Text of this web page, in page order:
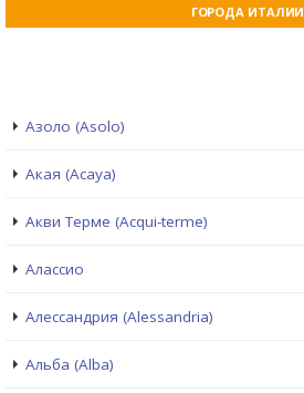
ГОРОДА ИТАЛИИ
Азоло (Asolo)
Акая (Acaya)
Акви Терме (Acqui-terme)
Алассио
Алессандрия (Alessandria)
Альба (Alba)